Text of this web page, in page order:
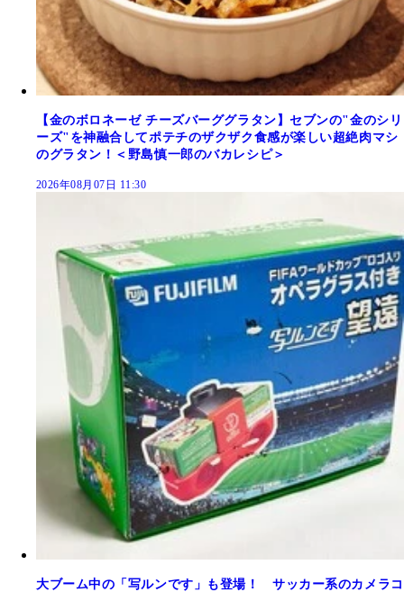
【金のボロネーゼ チーズバーググラタン】セブンの"金のシリ
ーズ"を神融合してポテチのザクザク食感が楽しい超絶肉マシ
のグラタン！＜野島慎一郎のバカレシピ＞
2026年08月07日 11:30
大ブーム中の「写ルンです」も登場！ サッカー系のカメラコ